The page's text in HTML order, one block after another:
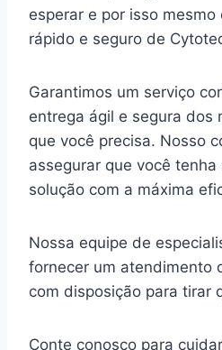
esperar e por isso
rápido e seguro de
Garantimos um serviço
entrega ágil e segura dos
que você precisa. Nosso
assegurar que você tenha
solução com a máxima
Nossa equipe de
fornecer um atendimento
com disposição para tirar
Conte conosco para